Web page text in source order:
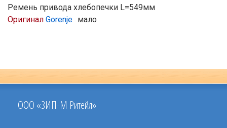
Ремень привода хлебопечки L=549мм
Оригинал Gorenje мало
ООО «ЗИП-М Ритейл»